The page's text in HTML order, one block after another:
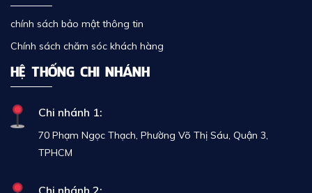
chính sách bảo mật thông tin
Chính sách chăm sóc khách hàng
HỆ THỐNG CHI NHÁNH
Chi nhánh 1:
70 Phạm Ngọc Thạch, Phường Võ Thị Sáu, Quận 3,
TPHCM
Chi nhánh 2: